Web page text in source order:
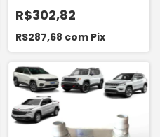
2007 A 2016 STARKE
SOC9024
R$302,82
R$287,68 com Pix